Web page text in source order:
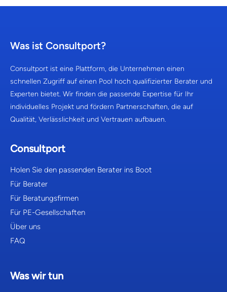
Was ist Consultport?
Consultport ist eine Plattform, die Unternehmen einen
schnellen Zugriff auf einen Pool hoch qualifizierter Berater und
Experten bietet. Wir finden die passende Expertise für Ihr
individuelles Projekt und fördern Partnerschaften, die auf
Qualität, Verlässlichkeit und Vertrauen aufbauen.
Consultport
Holen Sie den passenden Berater ins Boot
Für Berater
Für Beratungsfirmen
Für PE-Gesellschaften
Über uns
FAQ
Was wir tun